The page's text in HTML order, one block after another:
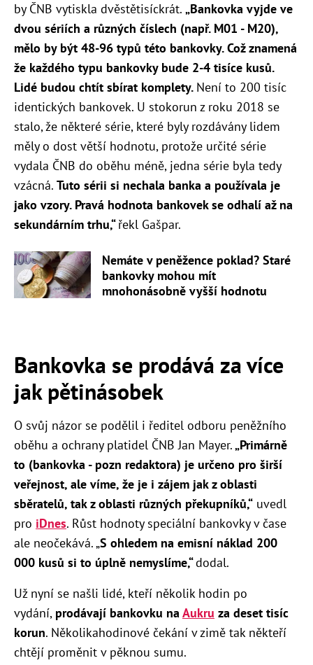
by ČNB vytiskla dvěstětisíckrát. „Bankovka vyjde ve
dvou sériích a různých číslech (např. M01 - M20),
mělo by být 48-96 typů této bankovky. Což znamená
že každého typu bankovky bude 2-4 tisíce kusů.
Lidé budou chtít sbírat komplety. Není to 200 tisíc
identických bankovek. U stokorun z roku 2018 se
stalo, že některé série, které byly rozdávány lidem
měly o dost větší hodnotu, protože určité série
vydala ČNB do oběhu méně, jedna série byla tedy
vzácná. Tuto sérii si nechala banka a používala je
jako vzory. Pravá hodnota bankovek se odhalí až na
sekundárním trhu,“řekl Gašpar.
Nemáte v peněžence poklad? Staré
bankovky mohou mít
mnohonásobně vyšší hodnotu
Bankovka se prodává za více
jak pětinásobek
O svůj názor se podělil i ředitel odboru peněžního
oběhu a ochrany platidel ČNB Jan Mayer.„Primárně
to (bankovka - pozn redaktora) je určeno pro širší
veřejnost, ale víme, že je i zájem jak z oblasti
sběratelů, tak z oblasti různých překupníků,“ uvedl
pro iDnes. Růst hodnoty speciální bankovky v čase
ale neočekává. „S ohledem na emisní náklad 200
000 kusů si to úplně nemyslíme,“dodal.
Už nyní se našli lidé, kteří několik hodin po
vydání, prodávají bankovku na Aukru za deset tisíc
korun. Několikahodinové čekání v zimě tak někteří
chtějí proměnit v pěknou sumu.